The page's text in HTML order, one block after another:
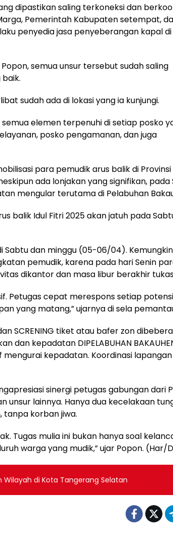
dipastikan saling terkoneksi dan
Pemerintah Kabupaten setempat,
penyedia jasa penyeberangan kapal di
semua unsur tersebut sudah saling
sudah ada di lokasi yang ia kunjungi.
semua elemen terpenuhi di setiap posko
posko pengamanan, dan juga
para pemudik arus balik di Provinsi
ada lonjakan yang signifikan, pada
mengular terutama di Pelabuhan
balik Idul Fitri 2025 akan jatuh pada
Sabtu dan minggu (05-06/04).
pemudik, karena pada hari Senin
dikantor dan masa libur berakhir
Petugas cepat merespons setiap potensi
yang matang,” ujarnya di sela
SCRENING tiket atau bafer zon
kepadatan DIPELABUHAN
kepadatan. Koordinasi lapangan
sinergi petugas gabungan dari
unsur lainnya. Hanya dua kecelakaan
tanpa korban jiwa.
Tugas mulia ini bukan hanya soal
warga yang mudik,” ujar Popon. (Har/
Wilayah di Kota Tangerang Selatan